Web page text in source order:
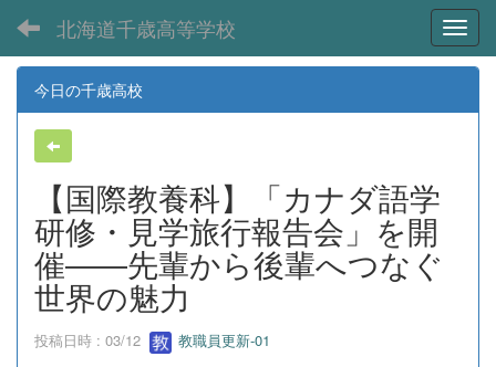
北海道千歳高等学校
今日の千歳高校
【国際教養科】「カナダ語学
研修・見学旅行報告会」を開
催――先輩から後輩へつなぐ
世界の魅力
投稿日時 : 03/12 教職員更新-01